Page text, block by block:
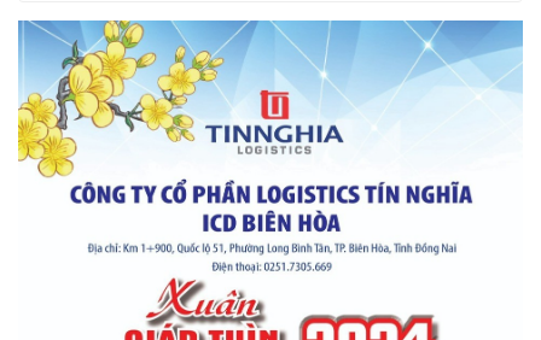
chức họp Ban Chấp hành mở
rộng, công bố định hướng hoạt
động giai đoạn 2026 - 2030, ra
mắt Rail&Cons Platform 2.0 và
phát động Chiến dịch 120 ngày
xây dựng nền móng hệ sinh thái
công nghiệp đường sắt và hạ
Xem thêm